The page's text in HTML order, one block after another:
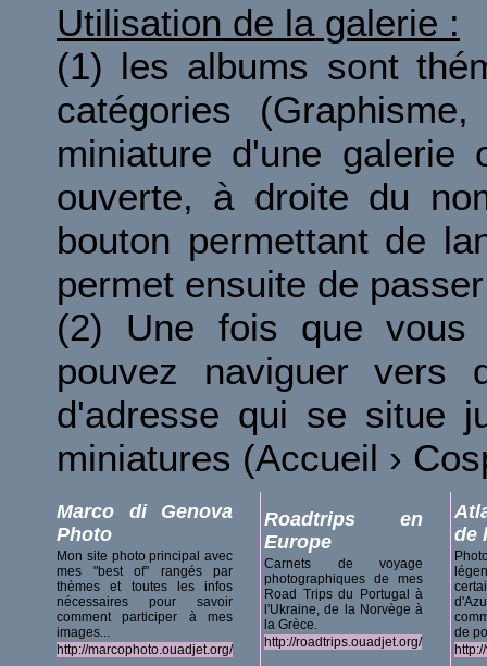
Utilisation de la galerie :
(1) les albums sont
catégories
miniature d'une galerie
ouverte, à droite du
bouton permettant de
permet ensuite de
(2) Une fois que vous
pouvez naviguer vers
d'adresse qui se situe
miniatures (Accueil ›
Marco di Genova
Photo
Mon site photo principal avec
mes "best of" rangés par
thèmes et toutes les infos
nécessaires pour savoir
comment participer à mes
images...
http://marcophoto.ouadjet.org/
Roadtrips en
Europe
Carnets de voyage
photographiques de mes
Road Trips du Portugal à
l'Ukraine, de la Norvège à
la Grèce.
http://roadtrips.ouadjet.org/
de
de